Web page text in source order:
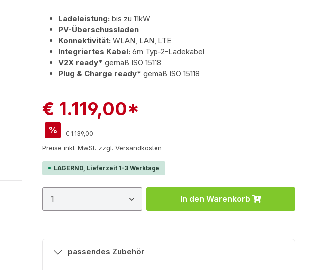
Ladeleistung: bis zu 11kW
PV-Überschussladen
Konnektivität: WLAN, LAN, LTE
Integriertes Kabel: 6m Typ-2-Ladekabel
V2X ready*gemäß ISO 15118
Plug & Charge ready* gemäß ISO 15118
€ 1.119,00*
% Regulärer Preis:
€ 1.139,00
Preise inkl. MwSt. zzgl. Versandkosten
LAGERND, Lieferzeit 1-3 Werktage
Produkt Anzahl: Gib den gewünschten Wert
In den Warenkorb
passendes Zubehör